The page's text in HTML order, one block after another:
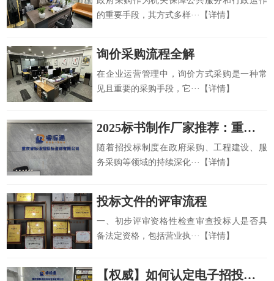
的重要手段，其方式多样···【详情】
询价采购流程全解
在企业运营管理中，询价方式采购是一种常
见且重要的采购手段，它···【详情】
2025标书制作厂家推荐：重庆睿标通的行业实践
随着招投标制度在政府采购、工程建设、服
务采购等领域的持续深化···【详情】
投标文件的评审流程
一、初步评审资格性检查审查投标人是否具
备法定资格，包括营业执···【详情】
【权威】如何认定电子招投标中“围标串标”？